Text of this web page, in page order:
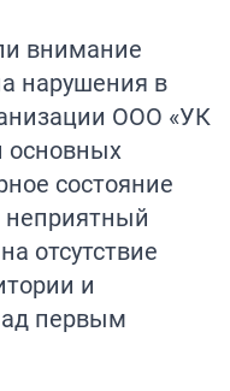
внимание
нарушения в
ООО «УК
основных
состояние
неприятный
отсутствие
и
первым